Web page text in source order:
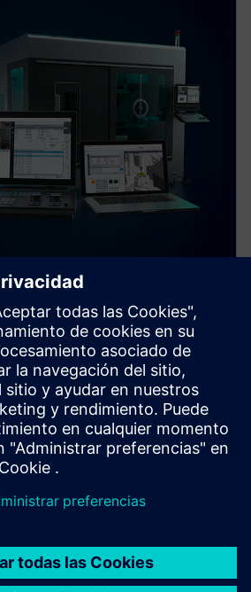
ONE
el CNC nativo digital que
de máquinas herramienta.
la interacción perfecta del
real.